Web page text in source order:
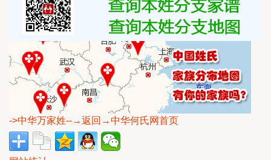
->中华万家姓--→返回→中华何氏网首页